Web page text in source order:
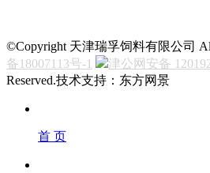
©Copyright 天津瑞孚饲料有限公司
备18007113号-1
津公网安备
Reserved.技术支持：东方网景
首 页